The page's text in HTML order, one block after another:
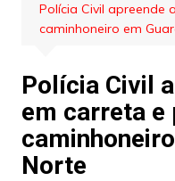
Polícia Civil apreende
caminhoneiro em
Polícia Civil
em carreta e
Norte